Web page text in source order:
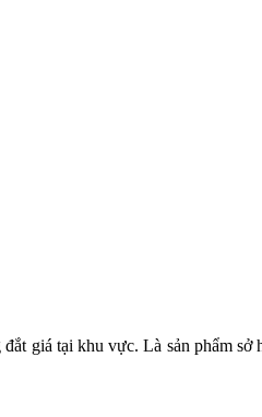
giá tại khu vực. Là sản phẩm